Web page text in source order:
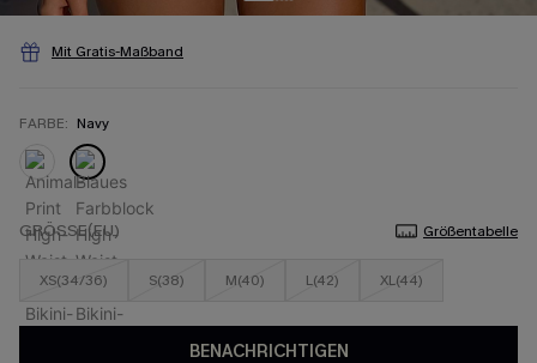
Mit Gratis-Maßband
FARBE: Navy
GRÖSSE(EU) Größentabelle
XS(34/36) S(38) M(40) L(42) XL(44)
BENACHRICHTIGEN